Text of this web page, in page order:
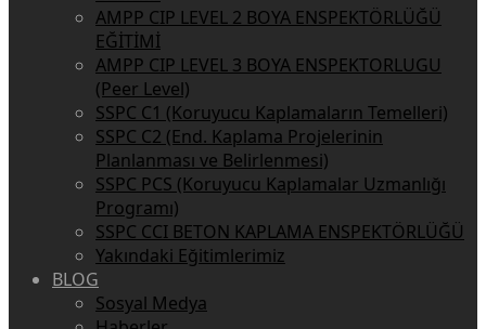
AMPP CIP LEVEL 2 BOYA ENSPEKTÖRLÜĞÜ
EĞİTİMİ
AMPP CIP LEVEL 3 BOYA ENSPEKTORLUGU
(Peer Level)
SSPC C1 (Koruyucu Kaplamaların Temelleri)
SSPC C2 (End. Kaplama Projelerinin
Planlanması ve Belirlenmesi)
SSPC PCS (Koruyucu Kaplamalar Uzmanlığı
Programı)
SSPC CCI BETON KAPLAMA ENSPEKTÖRLÜĞÜ
Yakındaki Eğitimlerimiz
BLOG
Sosyal Medya